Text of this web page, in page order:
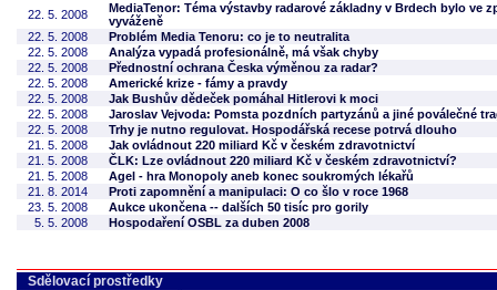
22. 5. 2008
MediaTenor: Téma výstavby radarové základny v Brdech bylo
vyváženě
22. 5. 2008
Problém Media Tenoru: co je to neutralita
22. 5. 2008
Analýza vypadá profesionálně, má však chyby
22. 5. 2008
Přednostní ochrana Česka výměnou za radar?
22. 5. 2008
Americké krize - fámy a pravdy
22. 5. 2008
Jak Bushův dědeček pomáhal Hitlerovi k moci
22. 5. 2008
Jaroslav Vejvoda: Pomsta pozdních partyzánů a jiné poválečné
22. 5. 2008
Trhy je nutno regulovat. Hospodářská recese potrvá dlouho
21. 5. 2008
Jak ovládnout 220 miliard Kč v českém zdravotnictví
21. 5. 2008
ČLK: Lze ovládnout 220 miliard Kč v českém zdravotnictví?
21. 5. 2008
Agel - hra Monopoly aneb konec soukromých lékařů
21. 8. 2014
Proti zapomnění a manipulaci: O co šlo v roce 1968
23. 5. 2008
Aukce ukončena -- dalších 50 tisíc pro gorily
5. 5. 2008
Hospodaření OSBL za duben 2008
Sdělovací prostředky